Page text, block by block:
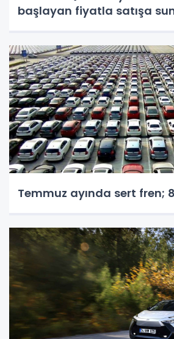
başlayan fiyatla satışa
Temmuz ayında sert fren;